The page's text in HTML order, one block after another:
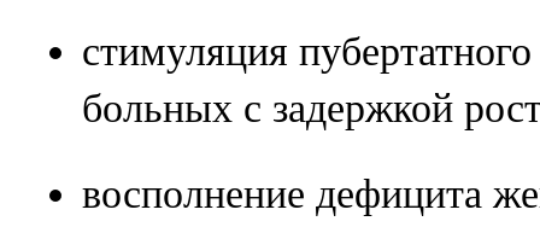
стимуляция
больных с задержкой
восполнение дефицита